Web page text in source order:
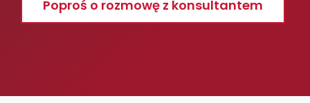
Poproś o rozmowę z konsultantem